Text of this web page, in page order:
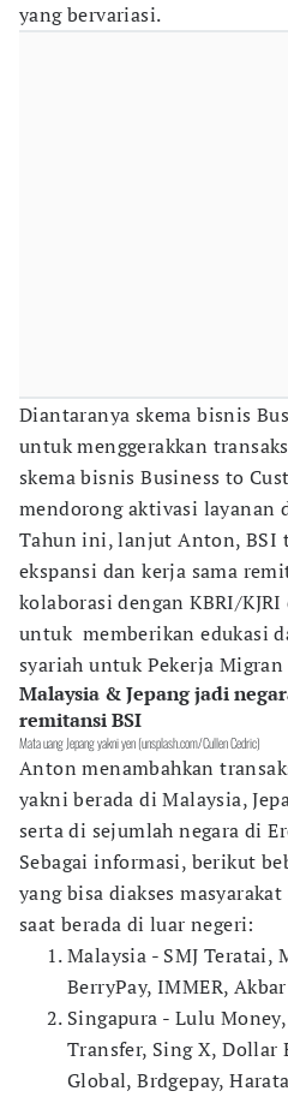
yang bervariasi.
Diantaranya skema bisnis
untuk menggerakkan
skema bisnis Business to
mendorong aktivasi layanan
Tahun ini, lanjut Anton, BSI
ekspansi dan kerja sama
kolaborasi dengan KBRI/
untuk memberikan edukasi
syariah untuk Pekerja
Malaysia & Jepang jadi
remitansi BSI
Mata uang Jepang yakni yen (unsplash.com/Cullen Cedric)
Anton menambahkan
yakni berada di Malaysia,
serta di sejumlah negara di
Sebagai informasi, berikut
yang bisa diakses
saat berada di luar negeri:
Malaysia - SMJ Teratai,
BerryPay, IMMER,
Singapura - Lulu
Transfer, Sing X, Dollar
Global, Brdgepay,